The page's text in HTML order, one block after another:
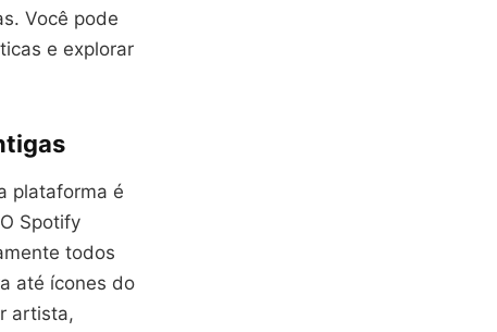
Você pode
e explorar
plataforma é
Spotify
todos
até ícones do
artista,